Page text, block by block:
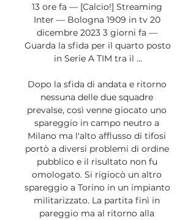
13 ore fa — [Calcio!] Streaming
Inter — Bologna 1909 in tv 20
dicembre 2023 3 giorni fa —
Guarda la sfida per il quarto posto
in Serie A TIM tra il ...
Dopo la sfida di andata e ritorno
nessuna delle due squadre
prevalse, così venne giocato uno
spareggio in campo neutro a
Milano ma l'alto afflusso di tifosi
portò a diversi problemi di ordine
pubblico e il risultato non fu
omologato. Si rigiocò un altro
spareggio a Torino in un impianto
militarizzato. La partita finì in
pareggio ma al ritorno alla